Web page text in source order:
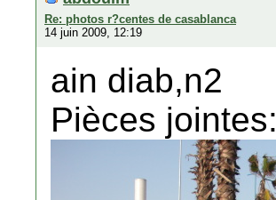
Re: photos r?centes de casablanca
14 juin 2009, 12:19
ain diab,n2
Pièces jointes: